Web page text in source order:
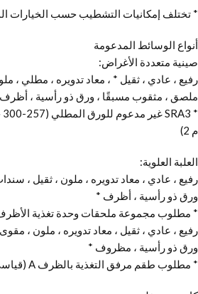
* تختلف إمكانيات التشطيب حسب الخيارات
أنواع الوسائط المدعومة
صينية متعددة الأغراض:
رفيع ، عادي ، ثقيل * ، معاد تدويره ، مطلي ،
ملصق ، مثقوب مسبقًا ، ورق ذو رأسية ، أظرف
م 2)
العلبة العلوية:
رفيع ، عادي ، معاد تدويره ، ملون ، ثقيل ،
ورق ذو رأسية ، أظرف *
رفيع ، عادي ، ثقيل ، معاد تدويره ، ملون ،
ورق ذو رأسية ، مظروف *
* مطلوب طقم مرفق التغذية بالظرف A (قياسي)